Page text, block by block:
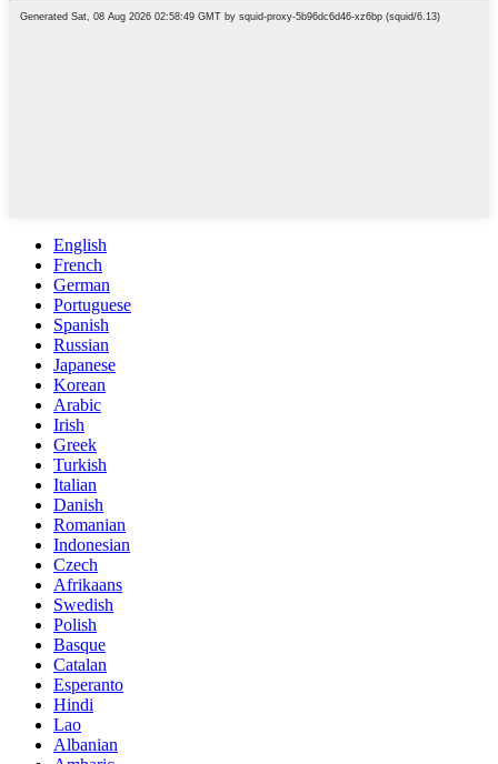
English
French
German
Portuguese
Spanish
Russian
Japanese
Korean
Arabic
Irish
Greek
Turkish
Italian
Danish
Romanian
Indonesian
Czech
Afrikaans
Swedish
Polish
Basque
Catalan
Esperanto
Hindi
Lao
Albanian